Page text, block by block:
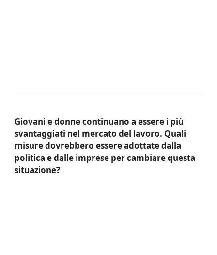
Giovani e donne continuano a essere i più
svantaggiati nel mercato del lavoro. Quali
misure dovrebbero essere adottate dalla
politica e dalle imprese per cambiare questa
situazione?